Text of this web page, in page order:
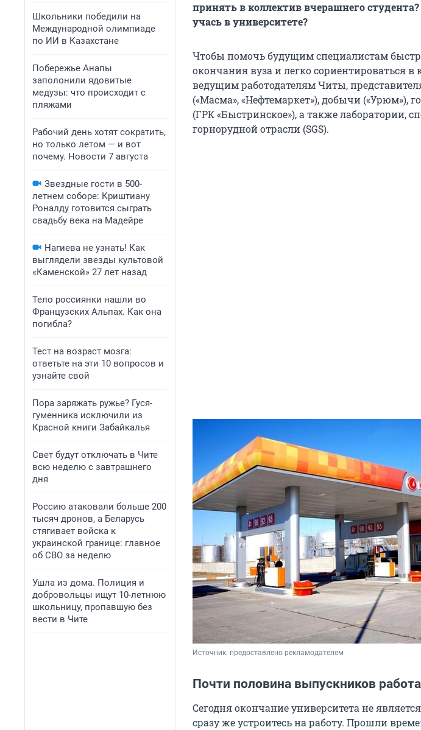
Школьники победили на
Международной олимпиаде
по ИИ в Казахстане
Побережье Анапы
заполонили ядовитые
медузы: что происходит с
пляжами
Рабочий день хотят сократить,
но только летом — и вот
почему. Новости 7 августа
Звездные гости в 500-
летнем соборе: Криштиану
Роналду готовится сыграть
свадьбу века на Мадейре
Нагиева не узнать! Как
выглядели звезды культовой
«Каменской» 27 лет назад
Тело россиянки нашли во
Французских Альпах. Как она
погибла?
Тест на возраст мозга:
ответьте на эти 10 вопросов и
узнайте свой
Пора заряжать ружье? Гуся-
гуменника исключили из
Красной книги Забайкалья
Свет будут отключать в Чите
всю неделю с завтрашнего
дня
Россию атаковали больше 200
тысяч дронов, а Беларусь
стягивает войска к
украинской границе: главное
об СВО за неделю
Ушла из дома. Полиция и
добровольцы ищут 10-летнюю
школьницу, пропавшую без
вести в Чите
принять в коллектив вчерашнего студента?
учась в университете?
Чтобы помочь будущим специалистам
окончания вуза и легко сориентироваться
ведущим работодателям Читы,
(«Масма», «Нефтемаркет»), добычи («Урюм»),
(ГРК «Быстринское»), а также лаборатории,
горнорудной отрасли (SGS).
Источник: предоставлено рекламодателем
Почти половина выпускников
Сегодня окончание университета не
сразу же устроитесь на работу. Прошли